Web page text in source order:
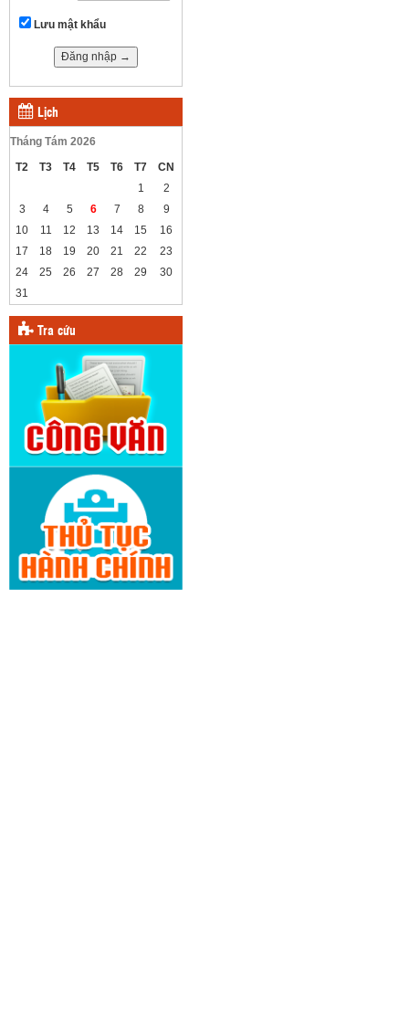
Lưu mật khẩu
Lịch
Tháng Tám 2026
T2
T3 T4 T5 T6 T7
CN
1
2
3
4 5 6 7 8
9
10
11 12 13 14 15
16
17
18 19 20 21 22
23
24
25 26 27 28 29
30
31
Tra cứu